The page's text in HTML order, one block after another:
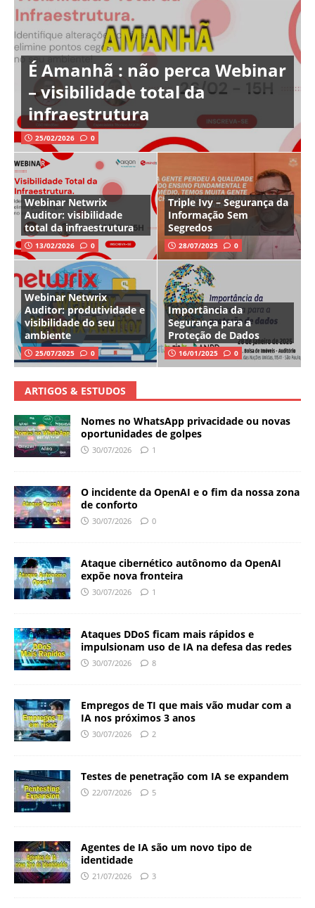
É Amanhã : não perca Webinar
– visibilidade total da
infraestrutura
25/02/2026 0
Webinar Netwrix
Auditor: visibilidade
total da infraestrutura
13/02/2026 0
Triple Ivy – Segurança da
Informação Sem
Segredos
28/07/2025 0
Webinar Netwrix
Auditor: produtividade e
visibilidade do seu
ambiente
25/07/2025 0
Importância da
Segurança para a
Proteção de Dados
16/01/2025 0
ARTIGOS & ESTUDOS
Nomes no WhatsApp privacidade ou novas
oportunidades de golpes
30/07/2026 1
O incidente da OpenAI e o fim da nossa zona
de conforto
30/07/2026 0
Ataque cibernético autônomo da OpenAI
expõe nova fronteira
30/07/2026 1
Ataques DDoS ficam mais rápidos e
impulsionam uso de IA na defesa das redes
30/07/2026 8
Empregos de TI que mais vão mudar com a
IA nos próximos 3 anos
30/07/2026 2
Testes de penetração com IA se expandem
22/07/2026 5
Agentes de IA são um novo tipo de
identidade
21/07/2026 3